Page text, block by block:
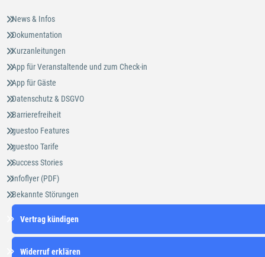
News & Infos
Dokumentation
Kurzanleitungen
App für Veranstaltende und zum Check-in
App für Gäste
Datenschutz & DSGVO
Barrierefreiheit
guestoo Features
guestoo Tarife
Success Stories
Infoflyer (PDF)
Bekannte Störungen
Vertrag kündigen
Widerruf erklären